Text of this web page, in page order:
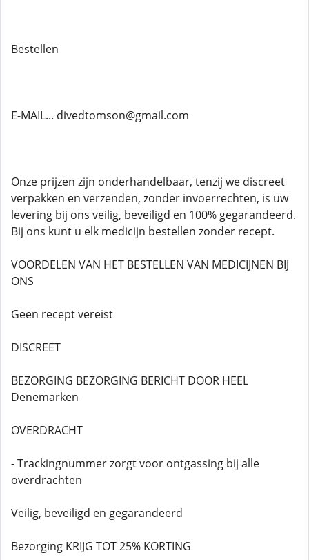
Bestellen
E-MAIL... divedtomson@gmail.com
Onze prijzen zijn onderhandelbaar, tenzij we discreet
verpakken en verzenden, zonder invoerrechten, is uw
levering bij ons veilig, beveiligd en 100% gegarandeerd.
Bij ons kunt u elk medicijn bestellen zonder recept.
VOORDELEN VAN HET BESTELLEN VAN MEDICIJNEN BIJ
ONS
Geen recept vereist
DISCREET
BEZORGING BEZORGING BERICHT DOOR HEEL
Denemarken
OVERDRACHT
- Trackingnummer zorgt voor ontgassing bij alle
overdrachten
Veilig, beveiligd en gegarandeerd
Bezorging KRIJG TOT 25% KORTING